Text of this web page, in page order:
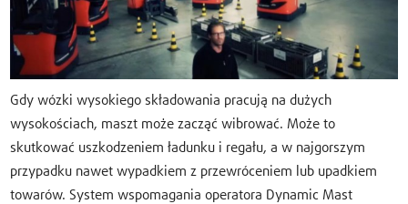
Gdy wózki wysokiego składowania pracują na dużych
wysokościach, maszt może zacząć wibrować. Może to
skutkować uszkodzeniem ładunku i regału, a w najgorszym
przypadku nawet wypadkiem z przewróceniem lub upadkiem
towarów. System wspomagania operatora Dynamic Mast